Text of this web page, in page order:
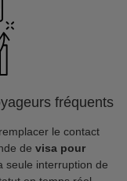
fréquents
le contact
de visa pour
seule interruption de